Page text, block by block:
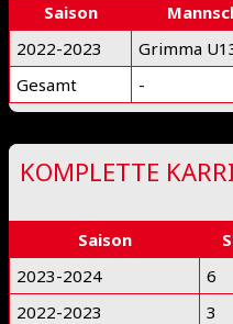
Saison
2022-2023
Grimma
Gesamt
-
KOMPLETTE
Saison
2023-2024
6
2022-2023
3